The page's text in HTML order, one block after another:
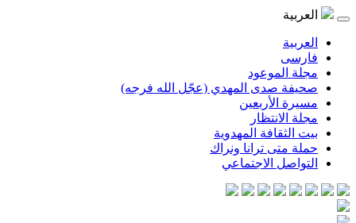
المهدي (عجّل الله فرجه)
المهدوية
ترانا ونراك
الاجتماعي